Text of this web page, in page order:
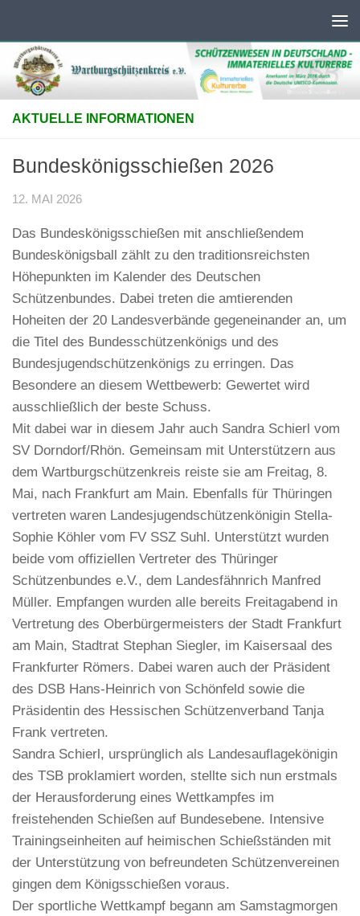
AKTUELLE INFORMATIONEN
Bundeskönigsschießen 2026
12. MAI 2026
Das Bundeskönigsschießen mit anschließendem
Bundeskönigsball zählt zu den traditionsreichsten
Höhepunkten im Kalender des Deutschen
Schützenbundes. Dabei treten die amtierenden
Hoheiten der 20 Landesverbände gegeneinander an, um
die Titel des Bundesschützenkönigs und des
Bundesjugendschützenkönigs zu erringen. Das
Besondere an diesem Wettbewerb: Gewertet wird
ausschließlich der beste Schuss.
Mit dabei war in diesem Jahr auch Sandra Schierl vom
SV Dorndorf/Rhön. Gemeinsam mit Unterstützern aus
dem Wartburgschützenkreis reiste sie am Freitag, 8.
Mai, nach Frankfurt am Main. Ebenfalls für Thüringen
vertreten waren Landesjugendschützenkönigin Stella-
Sophie Köhler vom FV SSZ Suhl. Unterstützt wurden
beide vom offiziellen Vertreter des Thüringer
Schützenbundes e.V., dem Landesfähnrich Manfred
Müller. Empfangen wurden alle bereits Freitagabend in
Vertretung des Oberbürgermeisters der Stadt Frankfurt
am Main, Stadtrat Stephan Siegler, im Kaisersaal des
Frankfurter Römers. Dabei waren auch der Präsident
des DSB Hans-Heinrich von Schönfeld sowie die
Präsidentin des Hessischen Schützenverband Tanja
Frank vertreten.
Sandra Schierl, ursprünglich als Landesauflagekönigin
des TSB proklamiert worden, stellte sich nun erstmals
der Herausforderung eines Wettkampfes im
freistehenden Schießen auf Bundesebene. Intensive
Trainingseinheiten auf heimischen Schießständen mit
der Unterstützung von befreundeten Schützenvereinen
gingen dem Königsschießen voraus.
Der sportliche Wettkampf begann am Samstagmorgen